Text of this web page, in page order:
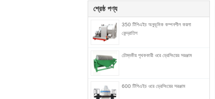
শ্রেষ্ঠ পণ্য
350 টিপিএইচ অনুভূমিক কম্পনশীল কয়লা
কেন্দ্রাতিগ
চৌম্বকীয় পৃথককারী ওরে ড্রেসিংয়ের সরঞ্জাম
600 টিপিএইচ ওরে ড্রেসিংয়ের সরঞ্জাম